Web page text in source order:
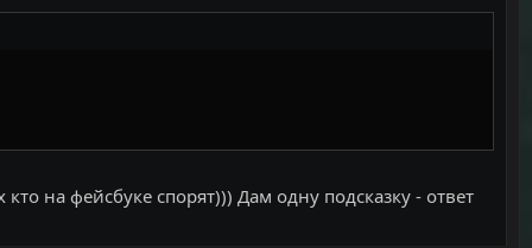
на фейсбуке спорят))) Дам одну подсказку - ответ